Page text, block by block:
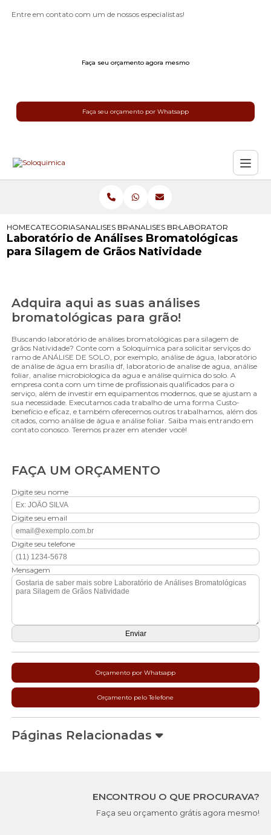
Entre em contato com um de nossos especialistas!
Faça seu orçamento agora mesmo
Faça seu orçamento por Whatsapp
HOMECATEGORIASANALISES BROMATOLOGICAS
ANALISES BROMATOLOGICAS PARA
LABORATORIO DE
Laboratório de Análises Bromatológicas
para Silagem de Grãos Natividade
Adquira aqui as suas análises
bromatológicas para grão!
Buscando laboratório de análises bromatológicas para silagem de
grãos Natividade? Conte com a Soloquímica para solicitar serviços do
ramo de ANÁLISE DE SOLO, por exemplo, análise de água, laboratório
de análise de água em brasília df, laboratorio de analise de agua, análise
foliar, analise microbiologica da agua e análise química do solo. A
empresa conta com um time de profissionais qualificados para o
serviço, além de investir em equipamentos modernos, que se ajustam a
sua necessidade. Executamos cada trabalho de uma forma Custo-
benefício e eficaz, e também oferecemos outros trabalhamos, além dos
citados, como análise de água e análise foliar. Saiba mais entrando em
contato conosco. Teremos prazer em atender você!
FAÇA UM ORÇAMENTO
Digite seu nome
Digite seu email
Digite seu telefone
Mensagem
Orçamento por Whatsapp
Orçamento pelo Telefone
Páginas Relacionadas
ENCONTROU O QUE PROCURAVA?
Faça seu orçamento grátis agora mesmo!